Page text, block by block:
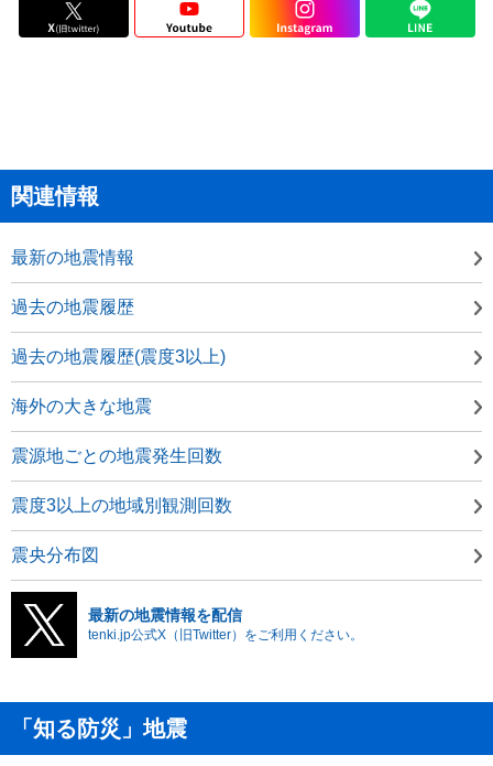
関連情報
最新の地震情報
過去の地震履歴
過去の地震履歴(震度3以上)
海外の大きな地震
震源地ごとの地震発生回数
震度3以上の地域別観測回数
震央分布図
最新の地震情報を配信
tenki.jp公式X（旧Twitter）をご利用ください。
「知る防災」地震